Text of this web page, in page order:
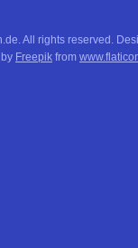
All rights reserved.
Freepik from